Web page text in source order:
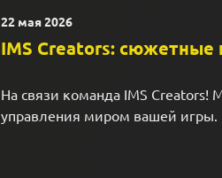
22 мая 2026
IMS Creators: сюжетные
На связи команда IMS Creators!
управления миром вашей игры.